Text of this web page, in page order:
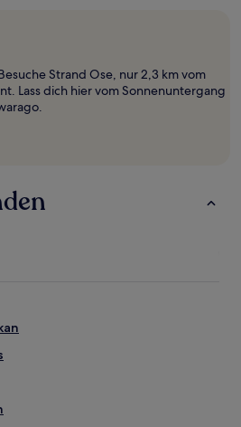
Strand Ose, nur 2,3 km vom
Lass dich hier vom Sonnenuntergang